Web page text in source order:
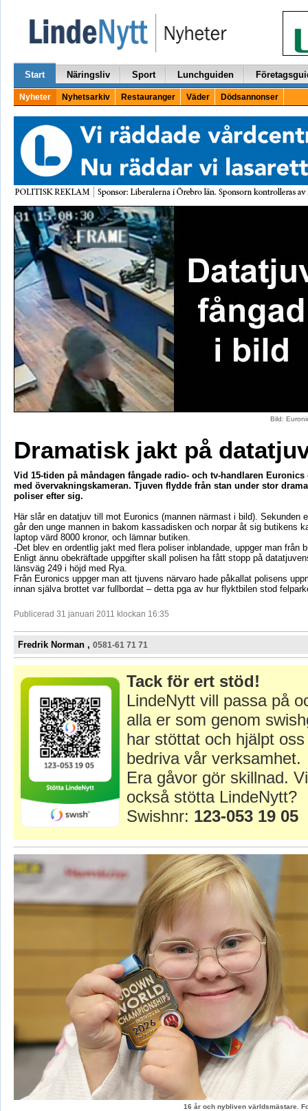
Start Näringsliv Sport Lunchguiden
Nyheter Nyhetsarkiv Restauranger Väder Dödsannonser
Bild:
Dramatisk jakt på
Vid 15-tiden på måndagen fångade radio- och tv-handlaren Euronics
med övervakningskameran. Tjuven flydde från stan under stor
poliser efter sig.
Här slår en datatjuv till mot Euronics (mannen närmast i bild). Sekunden
går den unge mannen in bakom kassadisken och norpar åt sig butikens
laptop värd 8000 kronor, och lämnar butiken.
-Det blev en ordentlig jakt med flera poliser inblandade, uppger man från
Enligt ännu obekräftade uppgifter skall polisen ha fått stopp på
länsväg 249 i höjd med Rya.
Från Euronics uppger man att tjuvens närvaro hade påkallat polisens
innan själva brottet var fullbordat – detta pga av hur flyktbilen stod
Publicerad 31 januari 2011 klockan 16:35
Fredrik Norman , 0581-61 71 71
Tack för ert stöd!
LindeNytt vill passa på
alla er som genom
har stöttat och hjälpt
bedriva vår verksamhet.
Era gåvor gör skillnad.
också stötta LindeNytt?
Swishnr: 123-053 19 05
16 år och nybliven världsmästare.